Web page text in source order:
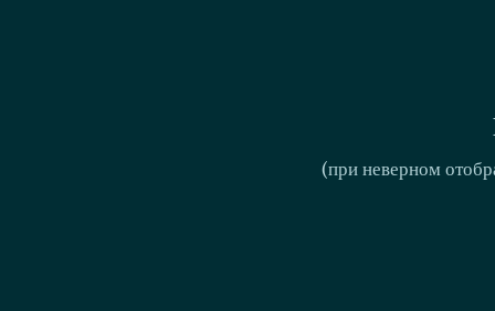
(при неверном